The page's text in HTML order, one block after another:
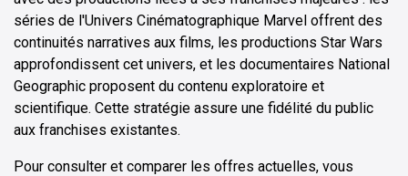
séries de l'Univers Cinématographique Marvel offrent des
continuités narratives aux films, les productions Star Wars
approfondissent cet univers, et les documentaires National
Geographic proposent du contenu exploratoire et
scientifique. Cette stratégie assure une fidélité du public
aux franchises existantes.
Pour consulter et comparer les offres actuelles, vous